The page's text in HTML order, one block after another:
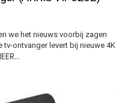
we het nieuws voorbij zagen
tv-ontvanger levert bij nieuwe 4K